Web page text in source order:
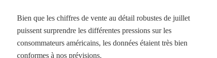
Bien que les chiffres de vente au détail robustes de juillet
puissent surprendre les différentes pressions sur les
consommateurs américains, les données étaient très bien
conformes à nos prévisions.